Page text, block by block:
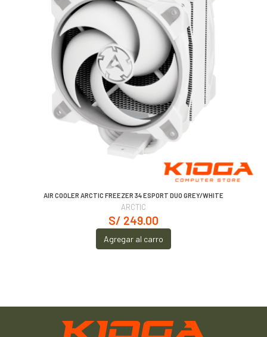
AIR COOLER ARCTIC FREEZER 34 ESPORT DUO GREY/WHITE
ARCTIC
S/ 249.00
Agregar al carro